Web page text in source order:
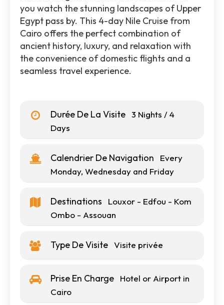
you watch the stunning landscapes of Upper
Egypt pass by. This 4-day Nile Cruise from
Cairo offers the perfect combination of
ancient history, luxury, and relaxation with
the convenience of domestic flights and a
seamless travel experience.
Durée De La Visite 3 Nights / 4
Days
Calendrier De Navigation
Every
Monday, Wednesday and Friday
Destinations
Louxor - Edfou - Kom
Ombo - Assouan
Type De Visite Visite privée
Prise En Charge
Hotel or Airport in
Cairo